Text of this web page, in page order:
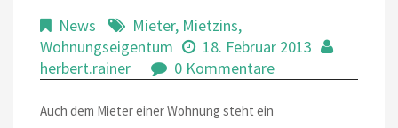
News Mieter, Mietzins,
Wohnungseigentum
18. Februar 2013
herbert.rainer
0 Kommentare
Auch dem Mieter einer Wohnung steht ein